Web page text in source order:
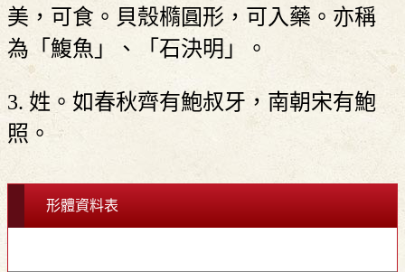
美，可食。貝殼橢圓形，可入藥。亦稱
為「鰒魚」、「石決明」。
3. 姓。如春秋齊有鮑叔牙，南朝宋有鮑
照。
形體資料表